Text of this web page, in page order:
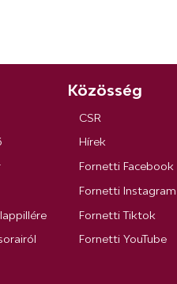
Közösség
CSR
Hírek
Fornetti Facebook
Fornetti Instagram
Fornetti Tiktok
Fornetti YouTube